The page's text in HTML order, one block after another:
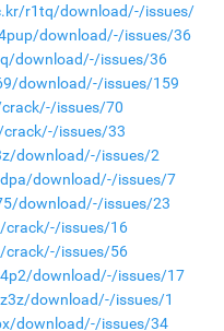
r1tq/download/-/issues/
download/-/issues/36
download/-/issues/36
download/-/issues/159
issues/70
issues/33
download/-/issues/2
download/-/issues/7
download/-/issues/23
crack/-/issues/16
crack/-/issues/56
download/-/issues/17
download/-/issues/1
download/-/issues/34